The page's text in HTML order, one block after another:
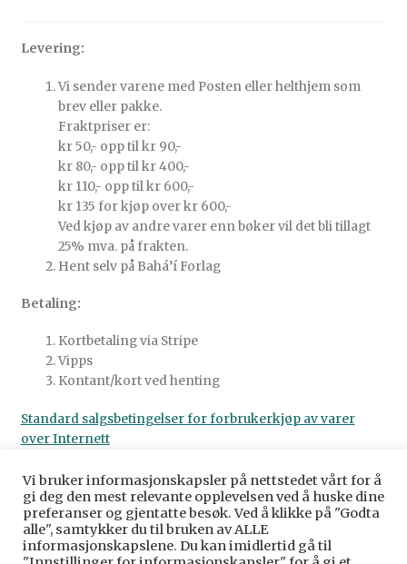
Levering:
Vi sender varene med Posten eller helthjem som
brev eller pakke.
Fraktpriser er:
kr 50,- opp til kr 90,-
kr 80,- opp til kr 400,-
kr 110,- opp til kr 600,-
kr 135 for kjøp over kr 600,-
Ved kjøp av andre varer enn bøker vil det bli tillagt
25% mva. på frakten.
Hent selv på Bahá’í Forlag
Betaling:
Kortbetaling via Stripe
Vipps
Kontant/kort ved henting
Standard salgsbetingelser for forbrukerkjøp av varer
over Internett
© Baha’i Forlag Norge 2026
Personvernerklæring
Bygget med WooCommerce.
Vi bruker informasjonskapsler på nettstedet vårt for å
gi deg den mest relevante opplevelsen ved å huske dine
preferanser og gjentatte besøk. Ved å klikke på "Godta
alle", samtykker du til bruken av ALLE
informasjonskapslene. Du kan imidlertid gå til